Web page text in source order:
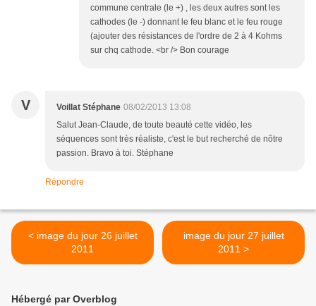
commune centrale (le +) , les deux autres sont les
cathodes (le -) donnant le feu blanc et le feu rouge
(ajouter des résistances de l'ordre de 2 à 4 Kohms
sur chq cathode. <br /> Bon courage
V Voillat Stéphane 08/02/2013 13:08
Salut Jean-Claude, de toute beauté cette vidéo, les
séquences sont très réaliste, c'est le but recherché de nôtre
passion. Bravo à toi. Stéphane
Répondre
< image du jour 26 juillet
2011
image du jour 27 juillet
2011 >
Hébergé par Overblog